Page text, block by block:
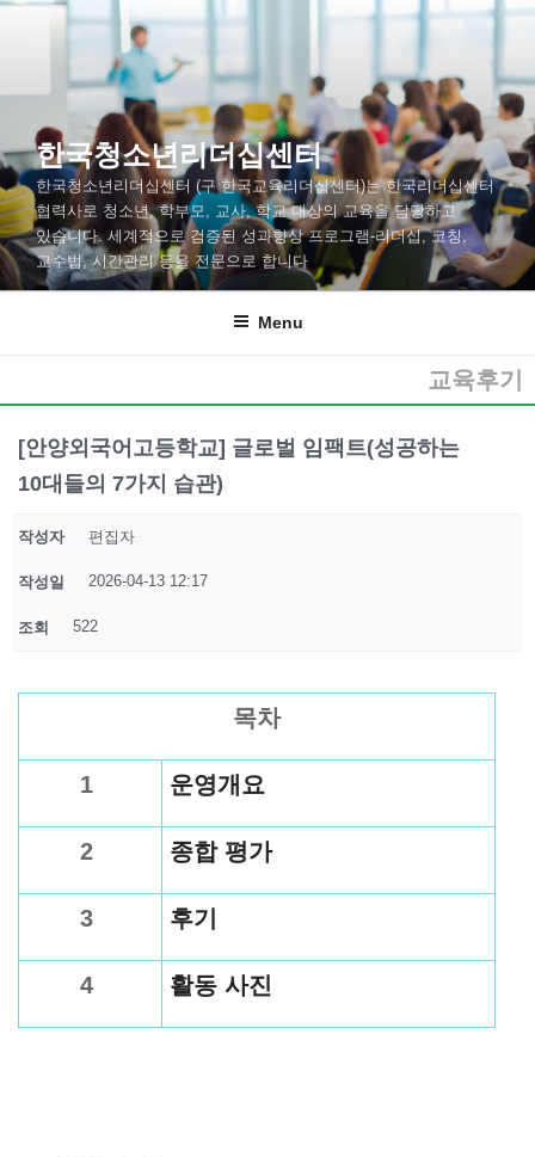
한국청소년리더십센터
한국청소년리더십센터 (구 한국교육리더십센터)는 한국리더십센터
협력사로 청소년, 학부모, 교사, 학교 대상의 교육을 담당하고
있습니다. 세계적으로 검증된 성과향상 프로그램-리더십, 코칭,
교수법, 시간관리 등을 전문으로 합니다
Menu
교육후기
[안양외국어고등학교] 글로벌 임팩트(성공하는
10대들의 7가지 습관)
작성자 편집자
작성일 2026-04-13 12:17
조회 522
목차
1 운영개요
2 종합 평가
3 후기
4 활동 사진